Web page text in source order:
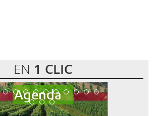
EN 1 CLIC
Agenda